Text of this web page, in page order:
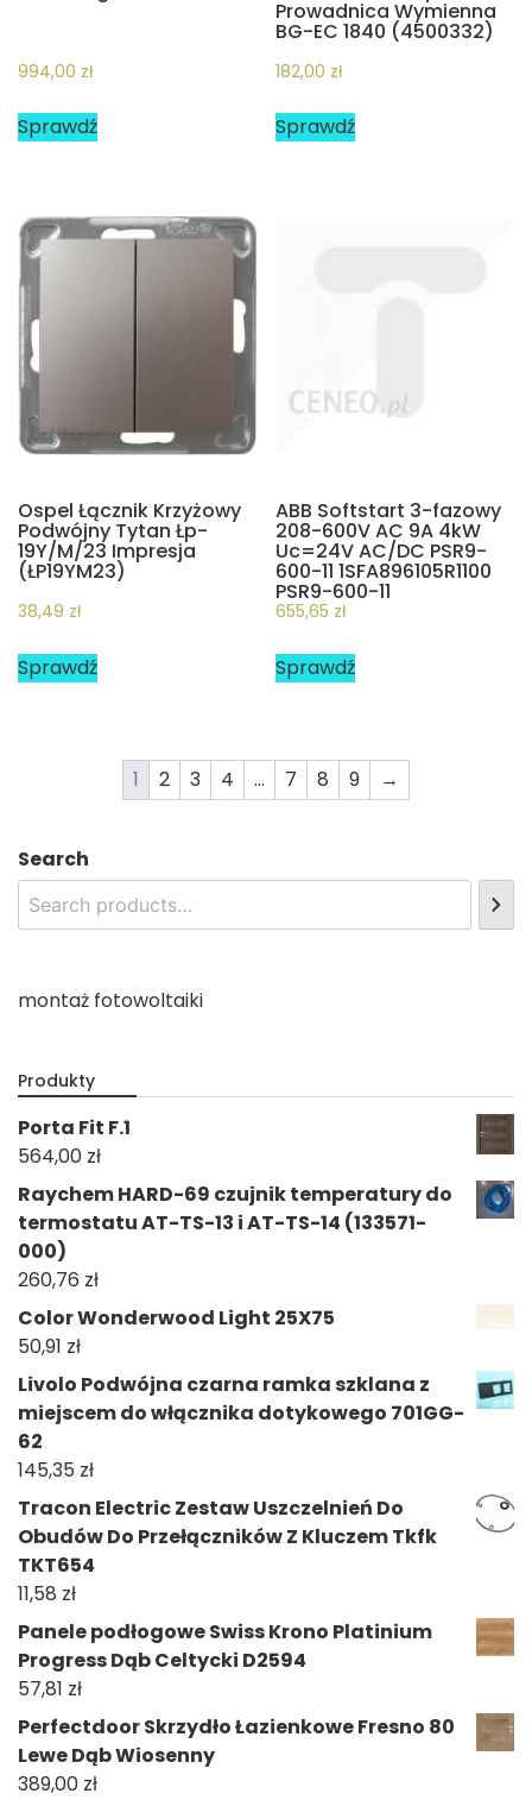
994,00 zł
Sprawdź
Prowadnica Wymienna
BG-EC 1840 (4500332)
182,00 zł
Sprawdź
Ospel Łącznik Krzyżowy
Podwójny Tytan Łp-
19Y/M/23 Impresja
(ŁP19YM23)
38,49 zł
Sprawdź
ABB Softstart 3-fazowy
208-600V AC 9A 4kW
Uc=24V AC/DC PSR9-
600-11 1SFA896105R1100
PSR9-600-11
1SFA896105R1100
655,65 zł
Sprawdź
1 2 3 4 … 7 8 9 →
Search
montaż fotowoltaiki
Produkty
Porta Fit F.1
564,00 zł
Raychem HARD-69 czujnik temperatury do
termostatu AT-TS-13 i AT-TS-14 (133571-
000)
260,76 zł
Color Wonderwood Light 25X75
50,91 zł
Livolo Podwójna czarna ramka szklana z
miejscem do włącznika dotykowego 701GG-
62
145,35 zł
Tracon Electric Zestaw Uszczelnień Do
Obudów Do Przełączników Z Kluczem Tkfk
TKT654
11,58 zł
Panele podłogowe Swiss Krono Platinium
Progress Dąb Celtycki D2594
57,81 zł
Perfectdoor Skrzydło Łazienkowe Fresno 80
Lewe Dąb Wiosenny
389,00 zł